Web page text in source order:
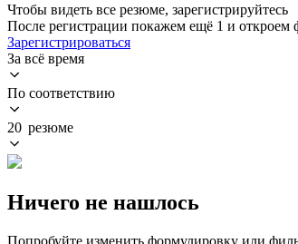
Чтобы видеть все резюме, зарегистрируйтесь
После регистрации покажем ещё 1 и откроем
Зарегистрироваться
За всё время
По соответствию
20 резюме
Ничего не нашлось
Попробуйте изменить формулировку или